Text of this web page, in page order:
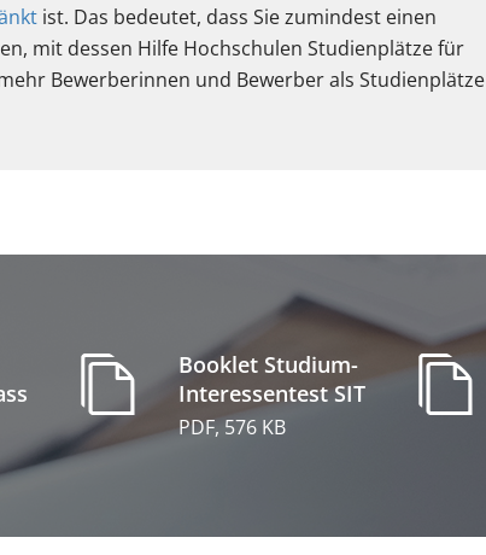
ist. Das bedeutet, dass Sie zumindest einen
mit dessen Hilfe Hochschulen Studienplätze für
Bewerberinnen und Bewerber als Studienplätze
Booklet Studium-
Interessentest SIT
PDF, 576 KB